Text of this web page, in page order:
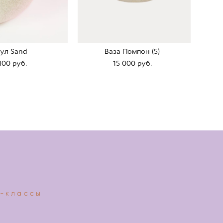
Sand
pуб.
Ваза Помпон (5)
15 000 pуб.
классы